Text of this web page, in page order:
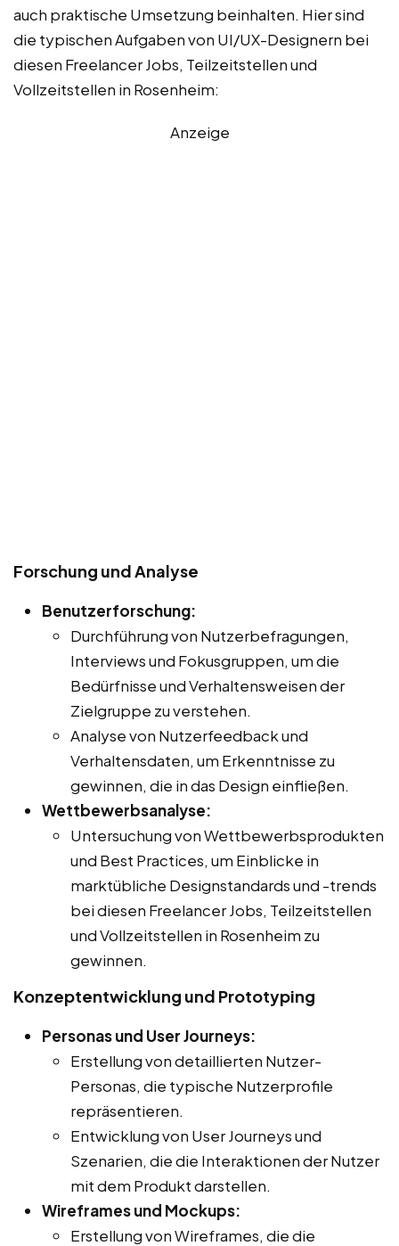
auch praktische Umsetzung beinhalten. Hier sind
die typischen Aufgaben von UI/UX-Designern bei
diesen Freelancer Jobs, Teilzeitstellen und
Vollzeitstellen in Rosenheim:
Anzeige
Forschung und Analyse
Benutzerforschung:
Durchführung von Nutzerbefragungen,
Interviews und Fokusgruppen, um die
Bedürfnisse und Verhaltensweisen der
Zielgruppe zu verstehen.
Analyse von Nutzerfeedback und
Verhaltensdaten, um Erkenntnisse zu
gewinnen, die in das Design einfließen.
Wettbewerbsanalyse:
Untersuchung von Wettbewerbsprodukten
und Best Practices, um Einblicke in
marktübliche Designstandards und -trends
bei diesen Freelancer Jobs, Teilzeitstellen
und Vollzeitstellen in Rosenheim zu
gewinnen.
Konzeptentwicklung und Prototyping
Personas und User Journeys:
Erstellung von detaillierten Nutzer-
Personas, die typische Nutzerprofile
repräsentieren.
Entwicklung von User Journeys und
Szenarien, die die Interaktionen der Nutzer
mit dem Produkt darstellen.
Wireframes und Mockups:
Erstellung von Wireframes, die die